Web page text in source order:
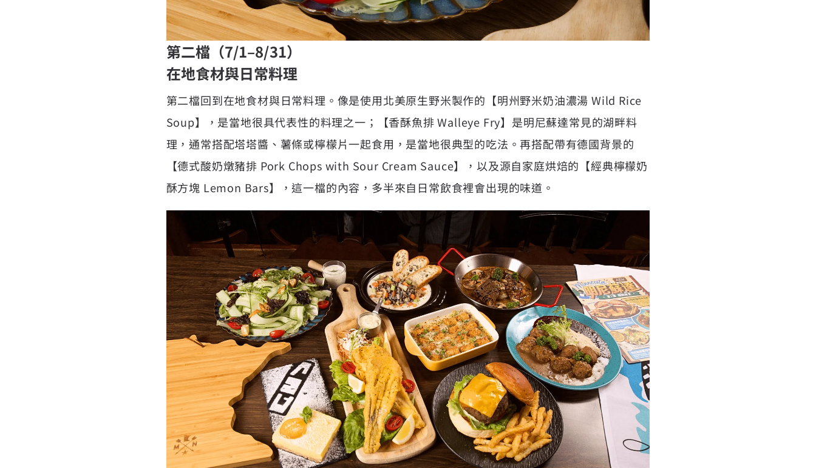
第二檔（7/1–8/31）
在地食材與日常料理
第二檔回到在地食材與日常料理。像是使用北美原生野米製作的【明州野米奶油濃湯 Wild Rice
Soup】，是當地很具代表性的料理之一；【香酥魚排 Walleye Fry】是明尼蘇達常見的湖畔料
理，通常搭配塔塔醬、薯條或檸檬片一起食用，是當地很典型的吃法。再搭配帶有德國背景的
【德式酸奶燉豬排 Pork Chops with Sour Cream Sauce】，以及源自家庭烘焙的【經典檸檬奶
酥方塊 Lemon Bars】，這一檔的內容，多半來自日常飲食裡會出現的味道。